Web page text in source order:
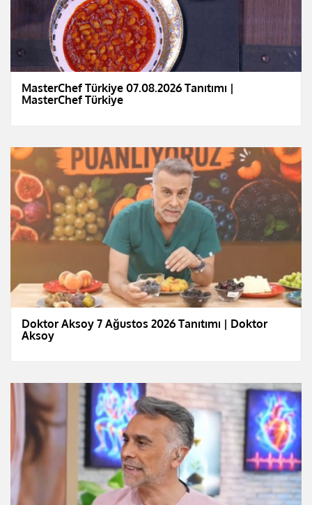
MasterChef Türkiye 07.08.2026 Tanıtımı |
MasterChef Türkiye
Doktor Aksoy 7 Ağustos 2026 Tanıtımı | Doktor
Aksoy